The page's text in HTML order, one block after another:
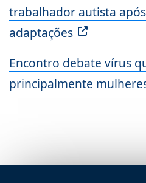
trabalhador autista
adaptações
Encontro debate vírus
principalmente